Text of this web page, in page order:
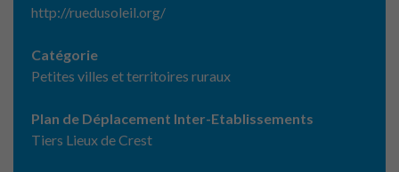
http://ruedusoleil.org/
Catégorie
Petites villes et territoires ruraux
Plan de Déplacement Inter-Etablissements
Tiers Lieux de Crest